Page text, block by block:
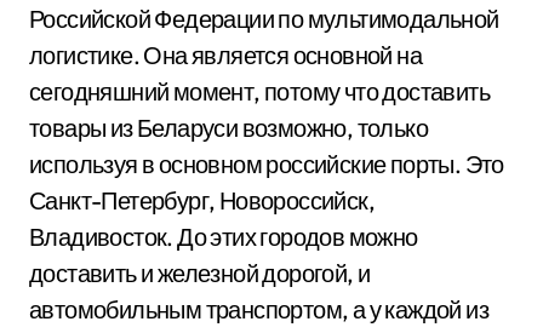
Российской Федерации по мультимодальной
логистике. Она является основной на
сегодняшний момент, потому что доставить
товары из Беларуси возможно, только
используя в основном российские порты. Это
Санкт-Петербург, Новороссийск,
Владивосток. До этих городов можно
доставить и железной дорогой, и
автомобильным транспортом, а у каждой из